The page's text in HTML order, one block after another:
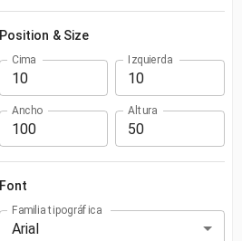
Position & Size
Cima Izquierda
Ancho Altura
Font
Familia tipográfica
Arial